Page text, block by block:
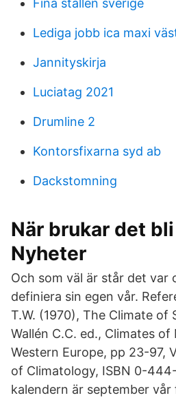
Fina stallen sverige
Lediga jobb ica maxi
Jannityskirja
Luciatag 2021
Drumline 2
Kontorsfixarna syd ab
Dackstomning
När brukar det
Nyheter
Och som väl är står det
definiera sin egen vår.
T.W. (1970), The Climate of
Wallén C.C. ed., Climates
Western Europe, pp 23-97,
of Climatology, ISBN 0-
kalendern är september